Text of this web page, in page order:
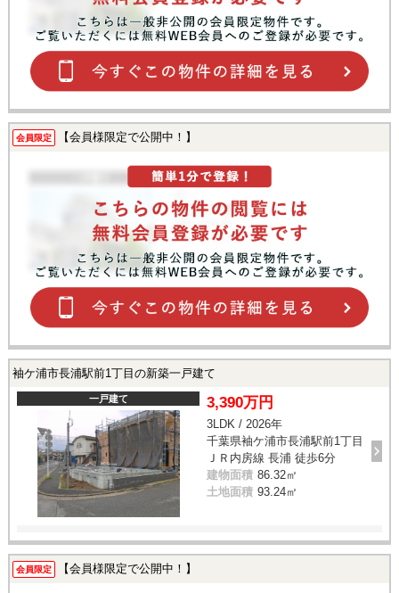
会員限定 【会員様限定で公開中！】
袖ケ浦市長浦駅前1丁目の新築一戸建て
一戸建て 3,390万円
3LDK / 2026年
千葉県袖ケ浦市長浦駅前1丁目
ＪＲ内房線 長浦 徒歩6分
建物面積 86.32㎡
土地面積 93.24㎡
会員限定 【会員様限定で公開中！】